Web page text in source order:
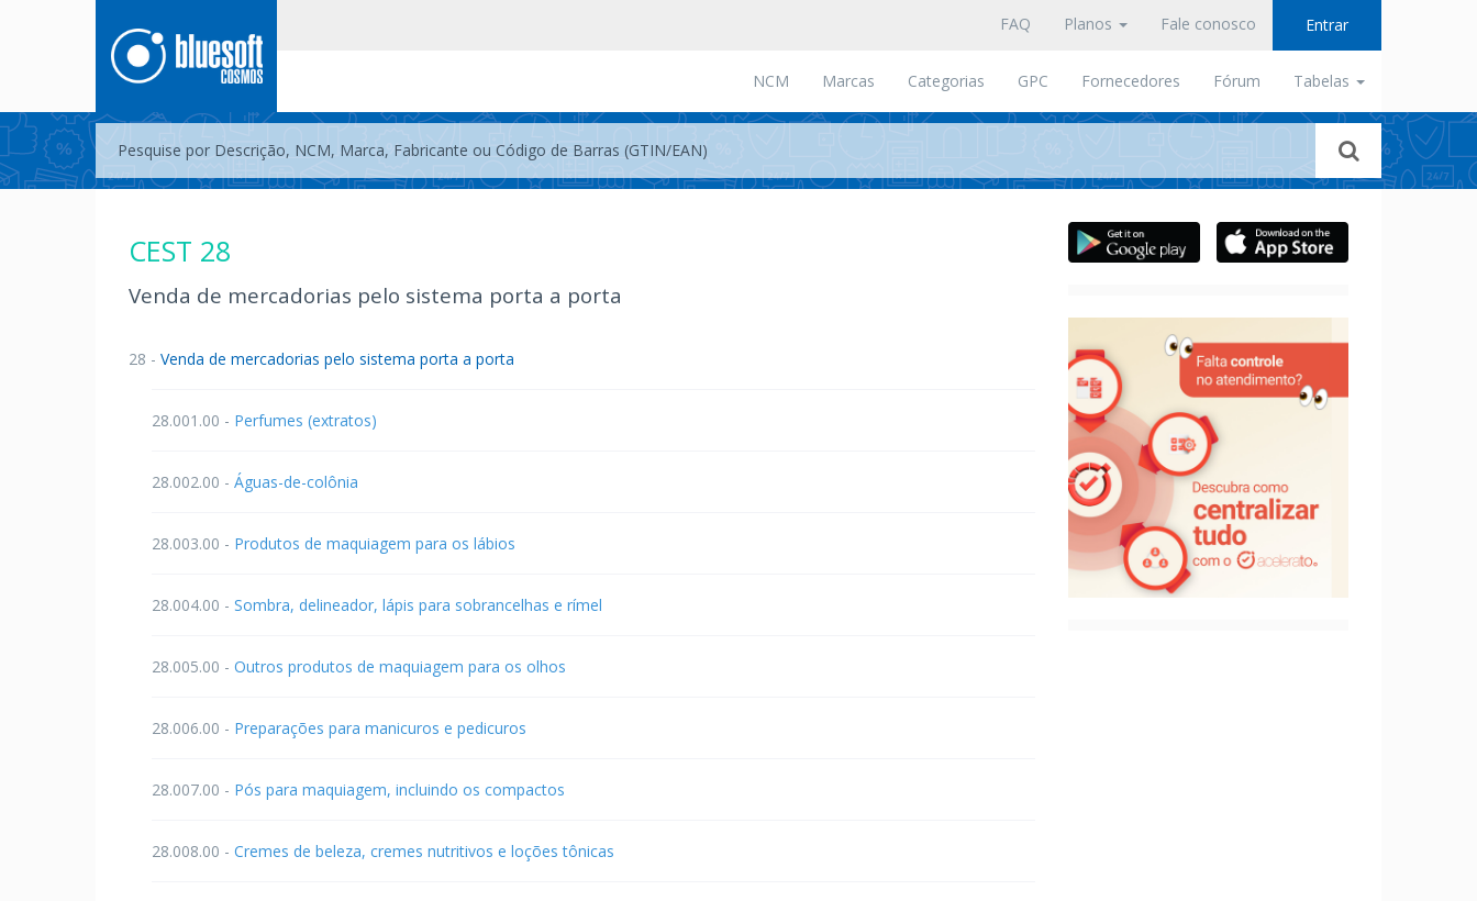
FAQ Planos Fale conosco Entrar
NCM Marcas Categorias GPC Fornecedores Fórum Tabelas
CEST 28
Venda de mercadorias pelo sistema porta a porta
28 - Venda de mercadorias pelo sistema porta a porta
28.001.00 - Perfumes (extratos)
28.002.00 - Águas-de-colônia
28.003.00 - Produtos de maquiagem para os lábios
28.004.00 - Sombra, delineador, lápis para sobrancelhas e rímel
28.005.00 - Outros produtos de maquiagem para os olhos
28.006.00 - Preparações para manicuros e pedicuros
28.007.00 - Pós para maquiagem, incluindo os compactos
28.008.00 - Cremes de beleza, cremes nutritivos e loções tônicas